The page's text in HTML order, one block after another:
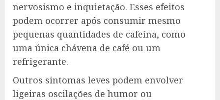
nervosismo e inquietação. Esses efeitos
podem ocorrer após consumir mesmo
pequenas quantidades de cafeína, como
uma única chávena de café ou um
refrigerante.
Outros sintomas leves podem envolver
ligeiras oscilações de humor ou